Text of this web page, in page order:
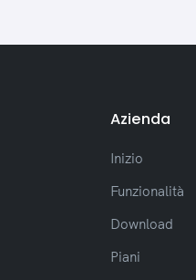
Azienda
Inizio
Funzionalità
Download
Piani